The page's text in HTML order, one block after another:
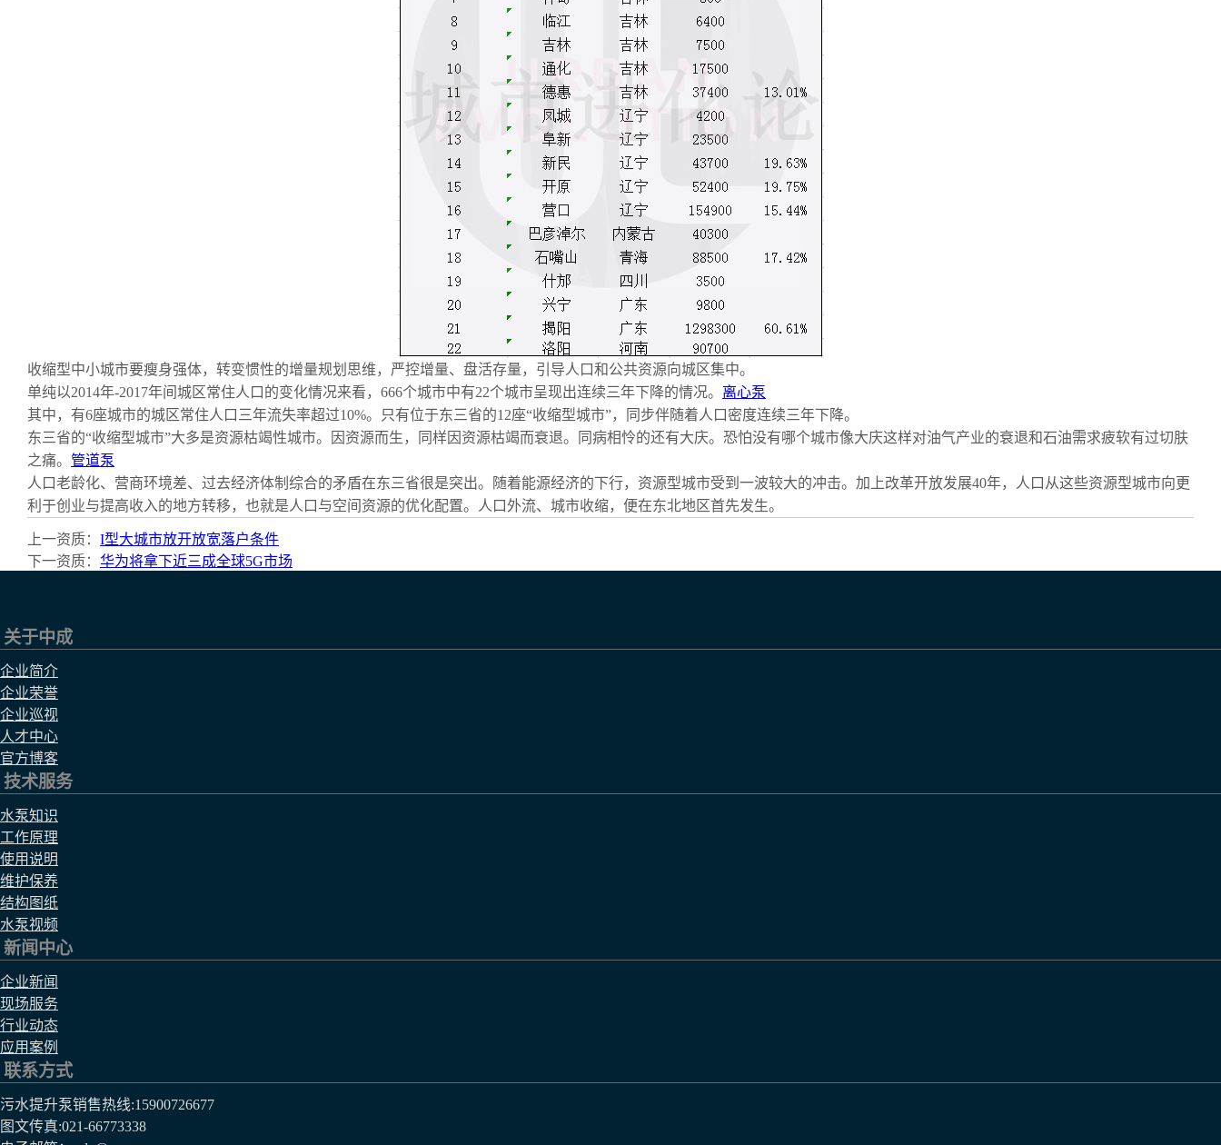
收缩型中小城市要瘦身强体，转变惯性的增量规划思维，严控增量、盘活存量，引导人口和公共资源向城区集中。
单纯以2014年-2017年间城区常住人口的变化情况来看，666个城市中有22个城市呈现出连续三年下降的情况。 离心泵
其中，有6座城市的城区常住人口三年流失率超过10%。只有位于东三省的12座“收缩型城市”，同步伴随着人口密度连续三年下降。
东三省的“收缩型城市”大多是资源枯竭性城市。因资源而生，同样因资源枯竭而衰退。同病相怜的还有大庆。恐怕没有哪个城市像大庆这样对油气产业的衰退和石油需求疲软有过切肤
之痛。 管道泵
人口老龄化、营商环境差、过去经济体制综合的矛盾在东三省很是突出。随着能源经济的下行，资源型城市受到一波较大的冲击。加上改革开放发展40年，人口从这些资源型城市向更
利于创业与提高收入的地方转移，也就是人口与空间资源的优化配置。人口外流、城市收缩，便在东北地区首先发生。
上一资质： I型大城市放开放宽落户条件
下一资质： 华为将拿下近三成全球5G市场
关于中成
企业简介
企业荣誉
企业巡视
人才中心
官方博客
技术服务
水泵知识
工作原理
使用说明
维护保养
结构图纸
水泵视频
新闻中心
企业新闻
现场服务
行业动态
应用案例
联系方式
污水提升泵销售热线:15900726677
图文传真:021-66773338